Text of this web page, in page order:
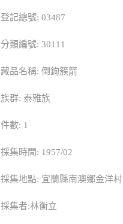
登記總號: 03487
分類編號: 30111
藏品名稱: 倒鉤簇箭
族群: 泰雅族
件數: 1
採集時間: 1957/02
採集地點: 宜蘭縣南澳鄉金洋村
採集者:林衡立